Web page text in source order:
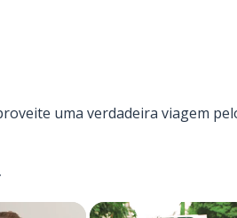
uma verdadeira viagem